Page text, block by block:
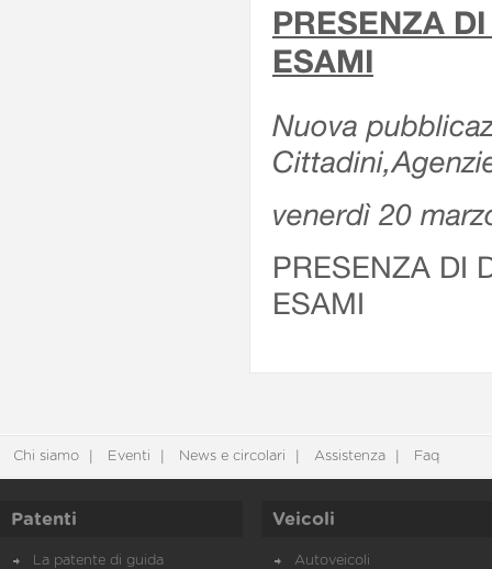
PRESENZA
ESAMI
Nuova
venerdì 20
PRESENZA DI
ESAMI
Chi siamo Eventi News e circolari Assistenza Faq
Patenti
La patente di guida
Veicoli
Autoveicoli